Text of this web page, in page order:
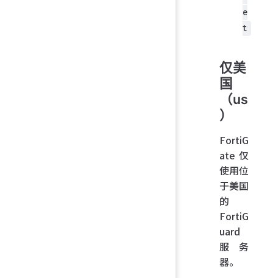
e
t
仅美
国
（us
）
FortiG
ate 仅
使用位
于美国
的
FortiG
uard
服务
器。